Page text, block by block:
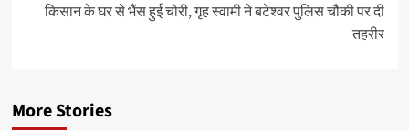
किसान के घर से भैंस हुई चोरी, गृह स्वामी ने बटेश्वर पुलिस चौकी पर दी
तहरीर
More Stories